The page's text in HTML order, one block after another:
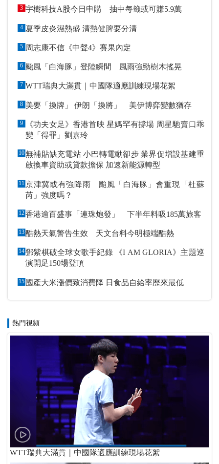
3 宇樹科技A股今日申購 抽中每籤或可賺5.9萬
4 夏季皮炎濕熱盛 清熱健脾要分清
5 周志康不信《中聲4》賽果內定
6 颱風「白海豚」登陸瞬間 風雨強勁樹木搖晃
7 WTT瑞典大滿貫｜中國隊適應訓練現場花絮
8 美要「換牌」 伊朗「換將」 美伊博弈變數猶存
9
《功夫女足》香港首映 星媽罕有撐場 周星馳賣口乖
變「得罪」劉嘉玲
10無補貼缺充電站 小巴轉電動卻步 業界促增設基建重
啟換車資助或貸款擔保 加速新能源轉型
11 京津冀或有強降雨 颱風「白海豚」會重現「杜蘇
芮」強度嗎？
12香港逾百盛事「連珠炮發」 下半年料吸185萬旅客
13酷熱天氣警告生效 天文台料今明極端酷熱
14鄧紫棋破全球女歌手紀錄 《I AM GLORIA》主題巡
演開足150場登頂
15 國產大米漲價致消費降 日食品自給率歷來最低
熱門視頻
WTT瑞典大滿貫｜中國隊適應訓練現場花絮